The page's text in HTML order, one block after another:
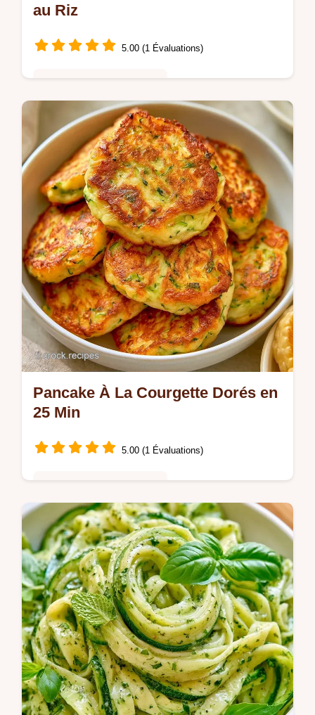
au Riz
5.00 (1 Évaluations)
Cuisinez au four ces Courgettes farcies
végétariennes savoureuses. Apprenez les
astuces de la section Pourquoi ça marche
pour ce plat en 50 min.
Pancake À La Courgette Dorés en
25 Min
5.00 (1 Évaluations)
Moelleux et savoureux, le Pancake à la
courgette est un délice. Ce guide inclut un
tableau détaillé sur le rôle de chaque
ingrédient. Idéal pour un brunch sain.